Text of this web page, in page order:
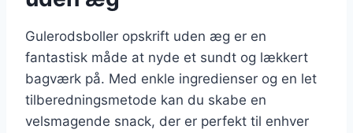
Gulerodsboller opskrift uden æg er en
fantastisk måde at nyde et sundt og lækkert
bagværk på. Med enkle ingredienser og en let
tilberedningsmetode kan du skabe en
velsmagende snack, der er perfekt til enhver